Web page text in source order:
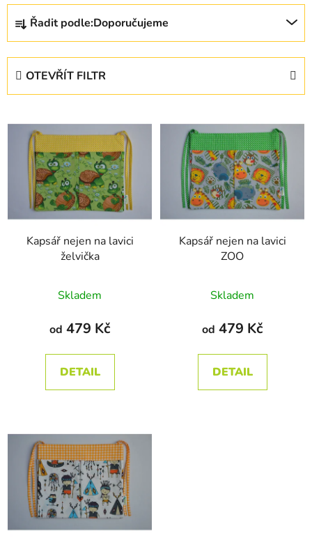
Ř
z
p
Řadit podle:Doporučujeme
OTEVŘÍT FILTR
V
r
Kapsář nejen na lavici
želvička
hodnocení
produktu
5,0
z
Skladem
od 479 Kč
DETAIL
Kapsář nejen na lavici
ZOO
hodnocení
produktu
5,0
z
Skladem
od 479 Kč
DETAIL